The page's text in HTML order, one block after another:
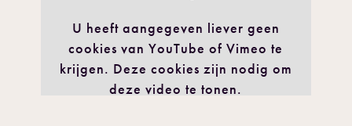
U heeft aangegeven liever geen
cookies van YouTube of Vimeo te
krijgen. Deze cookies zijn nodig om
deze video te tonen.